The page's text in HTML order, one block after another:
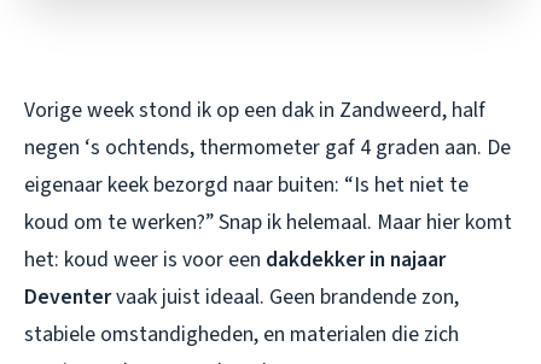
Vorige week stond ik op een dak in Zandweerd, half
negen ‘s ochtends, thermometer gaf 4 graden aan. De
eigenaar keek bezorgd naar buiten: “Is het niet te
koud om te werken?” Snap ik helemaal. Maar hier komt
het: koud weer is voor een dakdekker in najaar
Deventervaak juist ideaal. Geen brandende zon,
stabiele omstandigheden, en materialen die zich